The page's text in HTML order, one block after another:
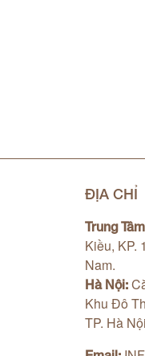
ĐỊA CHỈ
Trung
Kiều, KP.
Nam.
Hà Nội:
Khu Đô
TP. Hà